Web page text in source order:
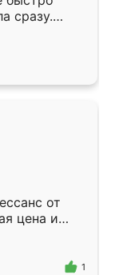
сразу.
к
Собрали
даже
от
цена и
1